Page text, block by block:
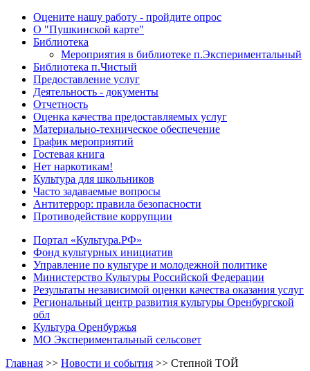
Оцените нашу работу - пройдите опрос
О "Пушкинской карте"
Библиотека
Мероприятия в библиотеке п.Экспериментальный
Библиотека п.Чистый
Предоставление услуг
Деятельность - документы
Отчетность
Оценка качества предоставляемых услуг
Материально-техническое обеспечение
График мероприятий
Гостевая книга
Нет наркотикам!
Культура для школьников
Часто задаваемые вопросы
Антитеррор: правила безопасности
Противодействие коррупции
Портал «Культура.РФ»
Фонд культурных инициатив
Управление по культуре и молодежной политике
Министерство Культуры Российской Федерации
Результаты независимой оценки качества оказания услуг
Региональный центр развития культуры Оренбургской
обл
Культура Оренбуржья
МО Экспериментальный сельсовет
Главная >> Новости и события >> Степной ТОЙ